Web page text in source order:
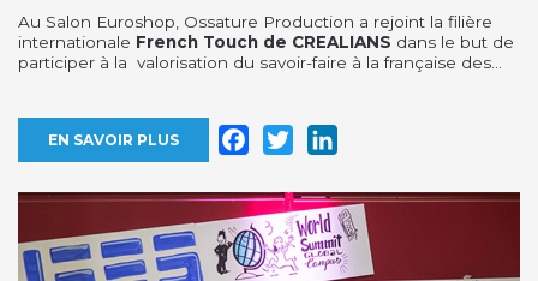
Au Salon Euroshop, Ossature Production a rejoint la filière
internationale French Touch de CREALIANS dans le but de
participer à la valorisation du savoir-faire à la française des...
EN SAVOIR PLUS Facebook
Twitter